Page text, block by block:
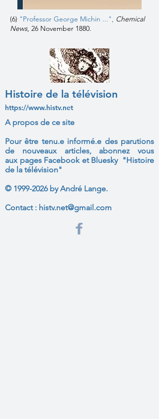
(6) "Professor George Michin ...", Chemical
News, 26 November 1880.
Histoire de la télévision
https://www.histv.net
A propos de ce site
Pour être tenu.e informé.e des parutions
de nouveaux articles, abonnez vous
aux pages Facebook et Bluesky "Histoire
de la télévision"
© 1999-2026by André Lange.
Contact : histv.net@gmail.com